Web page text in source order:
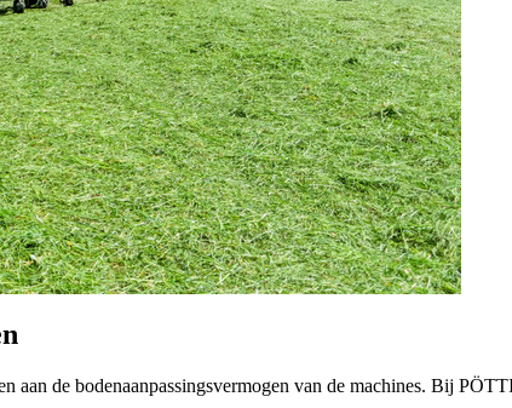
aan de bodenaanpassingsvermogen van de machines. Bij